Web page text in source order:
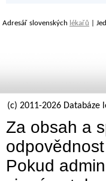
Adresář slovenských lékařů |
(c) 2011-2026 Databáze
Za obsah a
Pokud